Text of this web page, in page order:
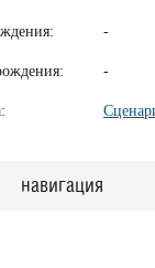
-
-
навигация